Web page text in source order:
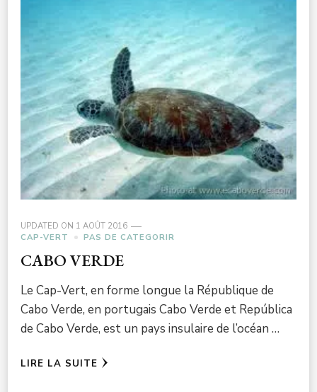
UPDATED ON 1 AOÛT 2016
CAP-VERT
PAS DE CATEGORIR
CABO VERDE
Le Cap-Vert, en forme longue la République de
Cabo Verde, en portugais Cabo Verde et República
de Cabo Verde, est un pays insulaire de l’océan …
LIRE LA SUITE